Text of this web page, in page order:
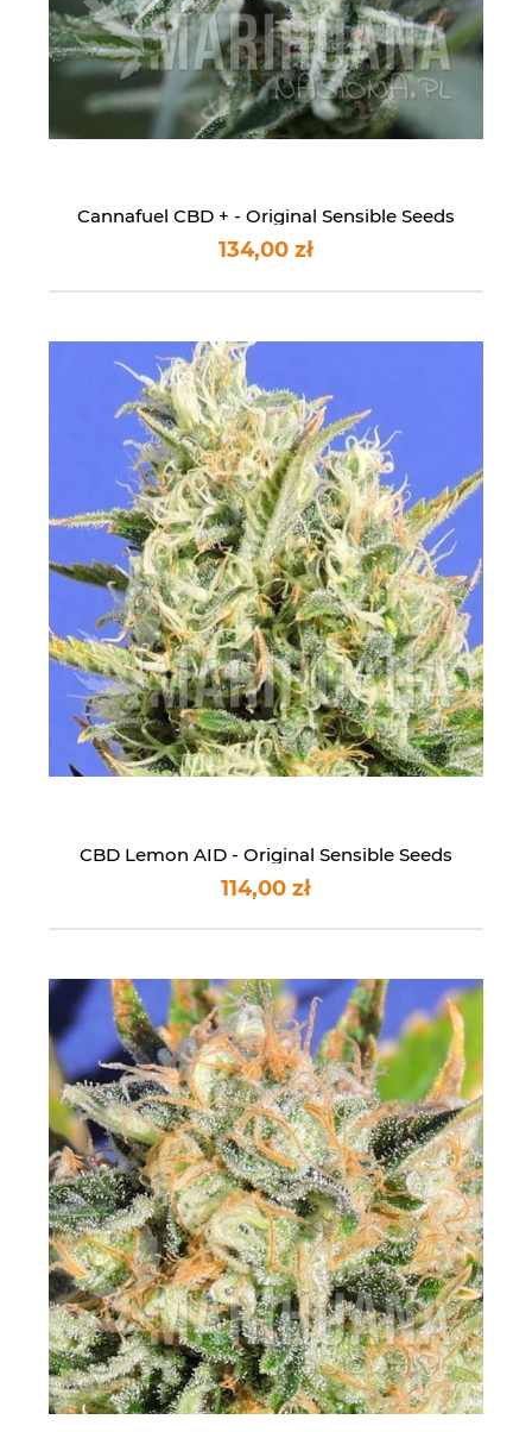
Cannafuel CBD + - Original Sensible Seeds
134,00 zł
CBD Lemon AID - Original Sensible Seeds
114,00 zł